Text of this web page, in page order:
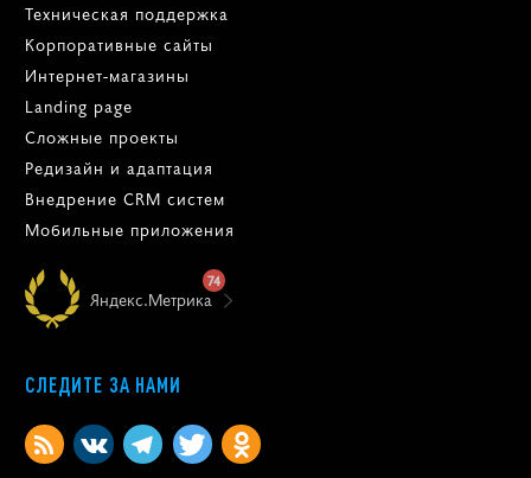
Техническая поддержка
Корпоративные сайты
Интернет-магазины
Landing page
Сложные проекты
Редизайн и адаптация
Внедрение CRM систем
Мобильные приложения
Яндекс.Метрика
74
СЛЕДИТЕ ЗА НАМИ